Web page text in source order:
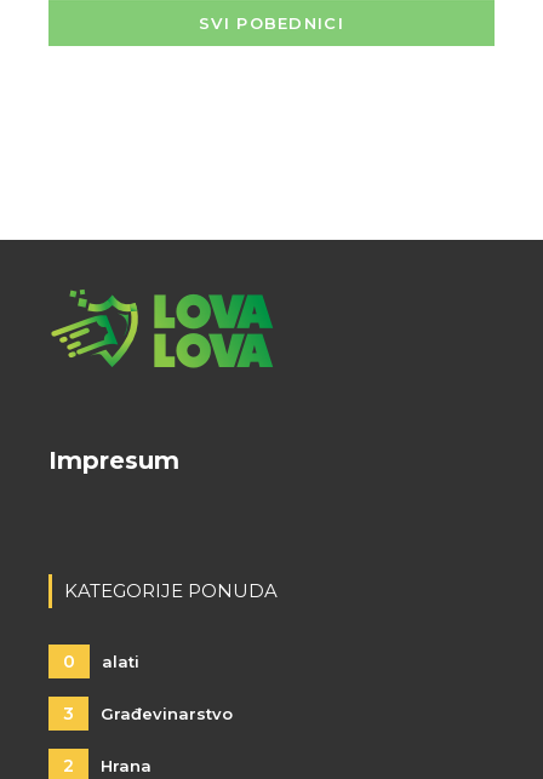
SVI POBEDNICI
Impresum
KATEGORIJE PONUDA
0 alati
3 Građevinarstvo
2 Hrana